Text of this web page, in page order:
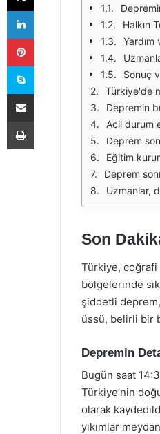
Halkın
Yardım
Sonuç
Türkiye'de meydana gelen son deprem, ülke
Depremin büyüklüğü ve derinliği, uzmanlar
Acil durum ekipleri, olay yerlerine
Deprem sonrası sosyal medya üzerinden
Eğitim kurumları, deprem nedeniyle tatil
Deprem sonrası yapılan resmi
Uzmanlar, depremin ardından yapılacak olan
Son
Türkiye, coğrafi
bölgelerinde
şiddetli
üssü, belirli bir
Depremin
Bugün saat
Türkiye’nin
olarak
yıkımlar
LinkedIn
Pinterest
Skype
E-Posta ile paylaş